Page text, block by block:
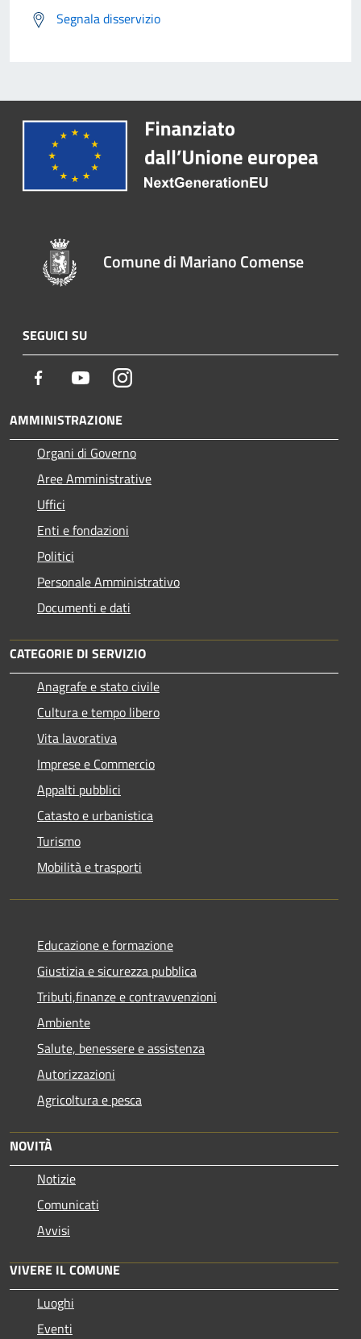
Segnala disservizio
Comune di Mariano Comense
SEGUICI SU
Facebook YoutubeInstagram
AMMINISTRAZIONE
Organi di Governo
Aree Amministrative
Uffici
Enti e fondazioni
Politici
Personale Amministrativo
Documenti e dati
CATEGORIE DI SERVIZIO
Anagrafe e stato civile
Cultura e tempo libero
Vita lavorativa
Imprese e Commercio
Appalti pubblici
Catasto e urbanistica
Turismo
Mobilità e trasporti
Educazione e formazione
Giustizia e sicurezza pubblica
Tributi,finanze e contravvenzioni
Ambiente
Salute, benessere e assistenza
Autorizzazioni
Agricoltura e pesca
NOVITÀ
Notizie
Comunicati
Avvisi
VIVERE IL COMUNE
Luoghi
Eventi